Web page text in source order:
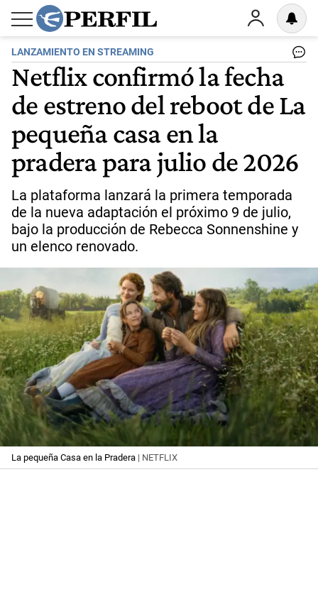
LANZAMIENTO EN STREAMING
Netflix confirmó la fecha
de estreno del reboot de La
pequeña casa en la
pradera para julio de 2026
La plataforma lanzará la primera temporada
de la nueva adaptación el próximo 9 de julio,
bajo la producción de Rebecca Sonnenshine y
un elenco renovado.
La pequeña Casa en la Pradera | NETFLIX